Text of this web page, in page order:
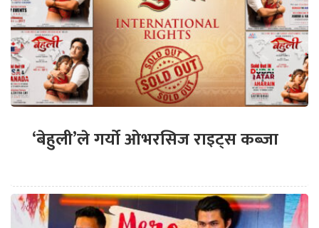
‘बेहुली’ले गर्यो ओभरसिज राइट्स कब्जा